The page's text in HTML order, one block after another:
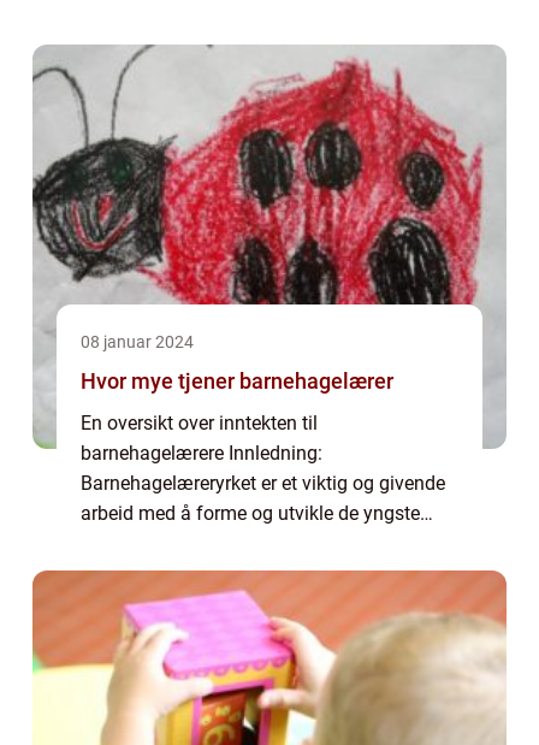
deltidbasis. Dette gir fleksibilitet for de som
ønske...
08 januar 2024
Hvor mye tjener barnehagelærer
En oversikt over inntekten til
barnehagelærere Innledning:
Barnehagelæreryrket er et viktig og givende
arbeid med å forme og utvikle de yngste
hvilken inntekt kan man forvente som
barnehagelærer? Denne artikkelen tar...